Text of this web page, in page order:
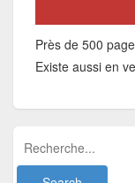
Près de 500
Existe aussi en